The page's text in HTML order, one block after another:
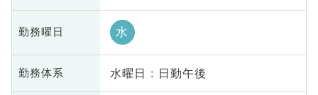
勤務曜日 水
勤務体系 水曜日 : 日勤午後